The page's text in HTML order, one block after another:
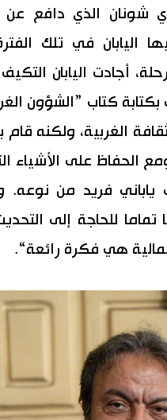
الذي دافع عن
اليابان في تلك
أجادت اليابان
كتاب ”الشؤون
الغربية، ولكنه قام
على الأشياء
ياباني فريد من
تماما للحاجة إلى
هي فكرة رائعة“.